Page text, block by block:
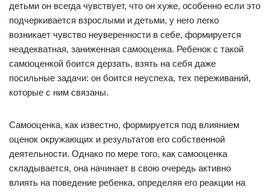
детьми он всегда чувствует, что он хуже, особенно если это
подчеркивается взрослыми и детьми, у него легко
возникает чувство неуверенности в себе, формируется
неадекватная, заниженная самооценка. Ребенок с такой
самооценкой боится дерзать, взять на себя даже
посильные задачи: он боится неуспеха, тех переживаний,
которые с ним связаны.
Самооценка, как известно, формируется под влиянием
оценок окружающих и результатов его собственной
деятельности. Однако по мере того, как самооценка
складывается, она начинает в свою очередь активно
влиять на поведение ребенка, определяя его реакции на